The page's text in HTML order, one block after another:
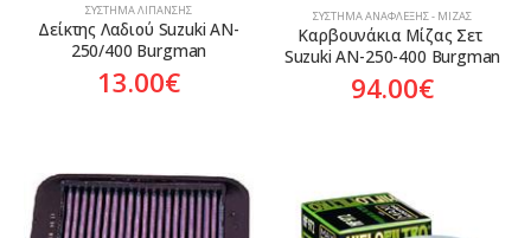
ΣΎΣΤΗΜΑ ΛΊΠΑΝΣΗΣ
Δείκτης Λαδιού Suzuki AN-
250/400 Burgman
13.00€
ΣΎΣΤΗΜΑ ΑΝΆΦΛΕΞΗΣ - ΜΊΖΑΣ
Καρβουνάκια Μίζας Σετ
Suzuki AN-250-400 Burgman
94.00€